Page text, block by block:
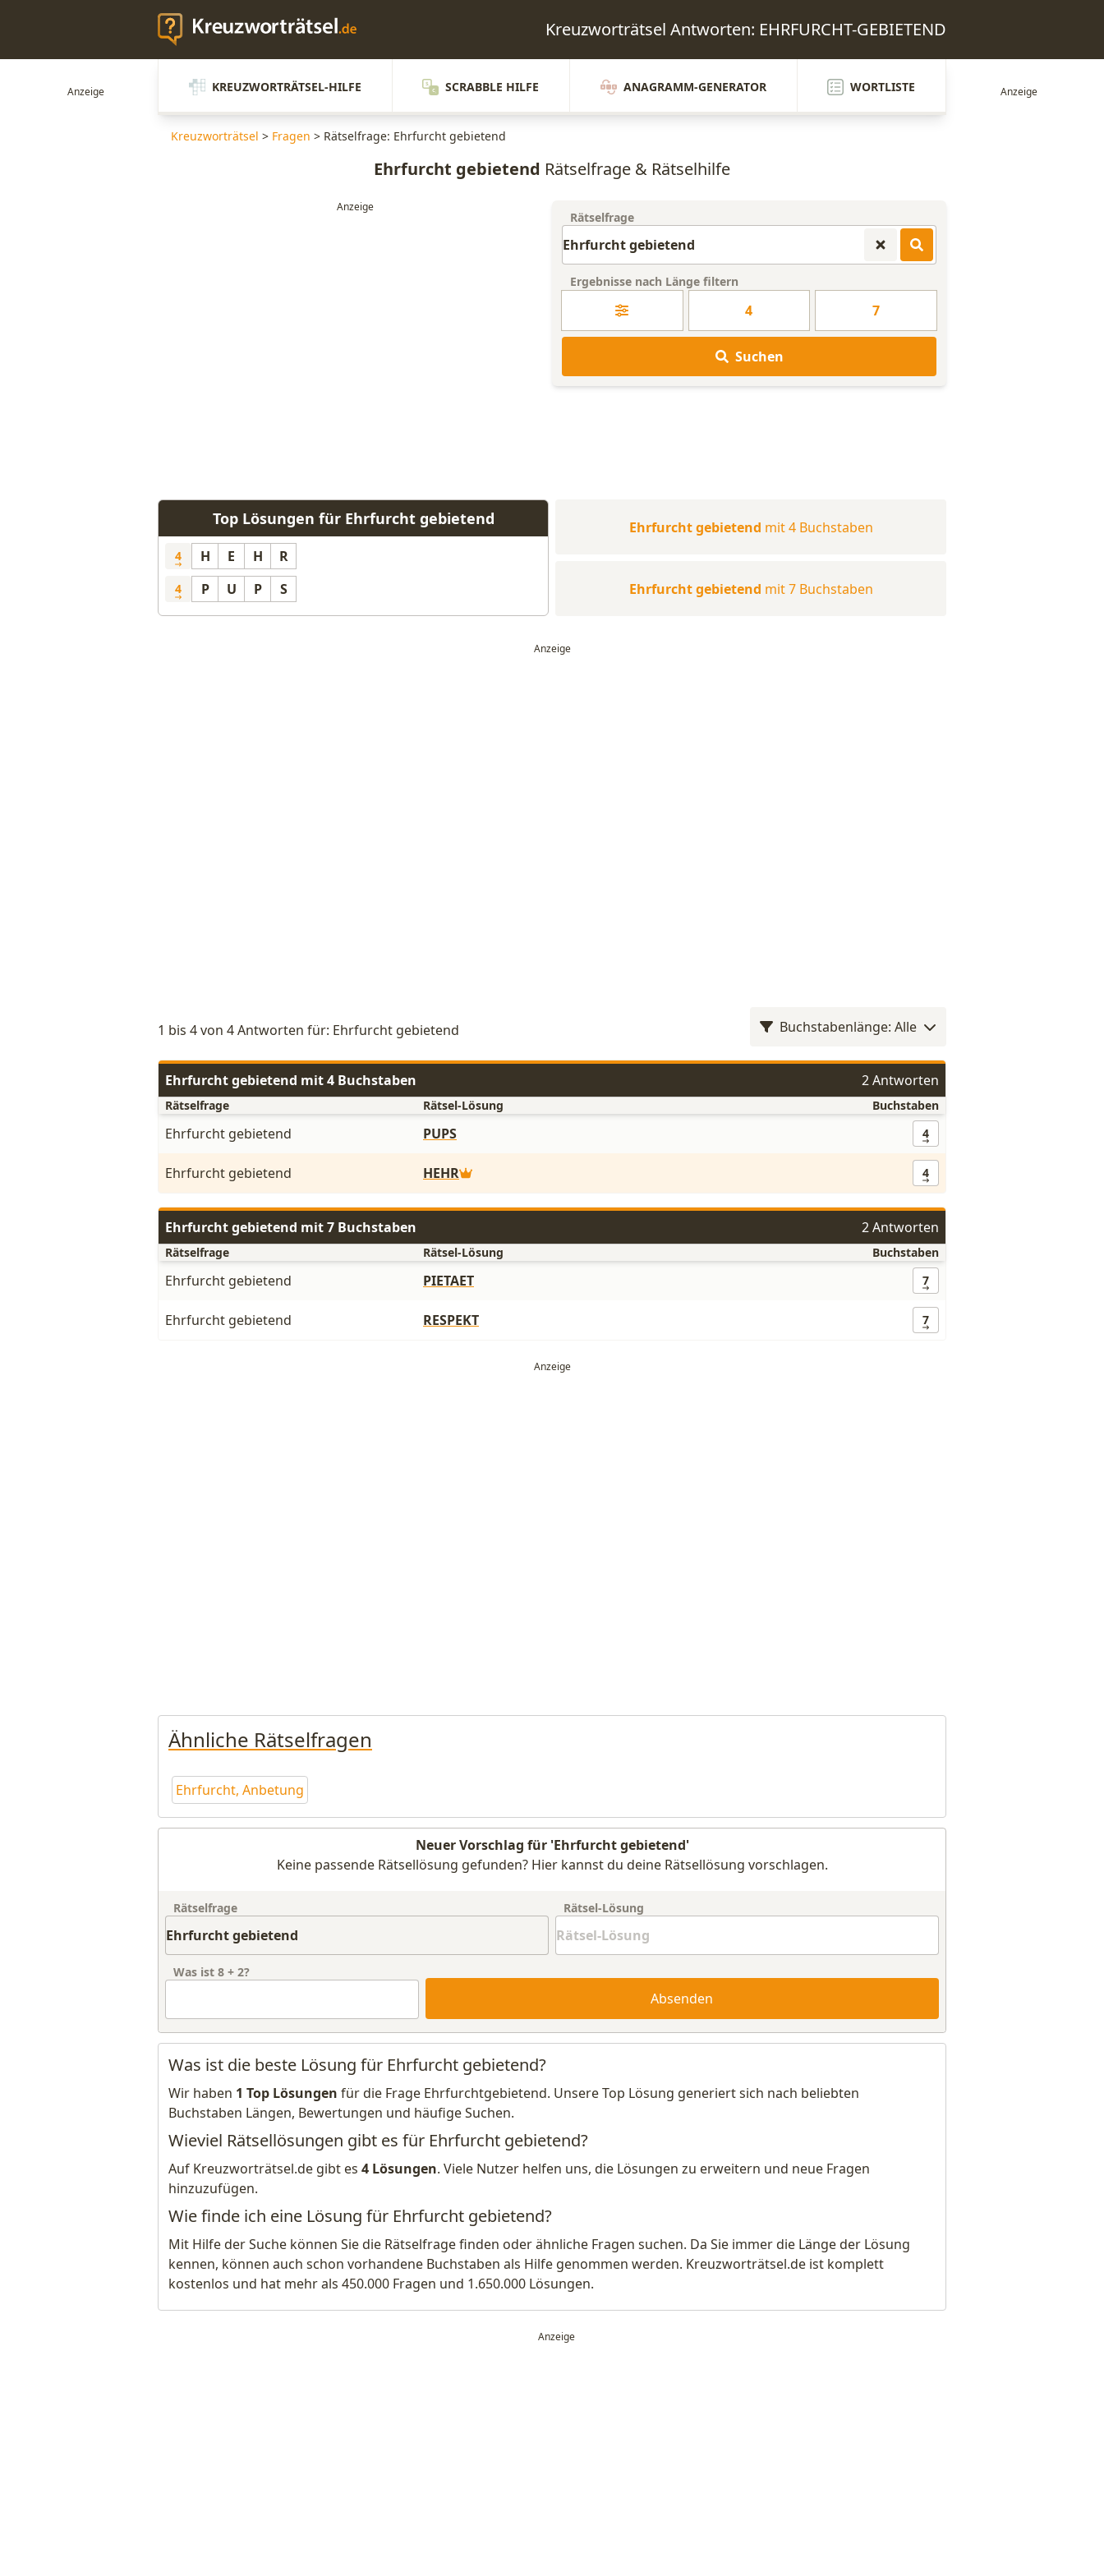
Kreuzworträtsel Antworten: EHRFURCHT-GEBIETEND
KREUZWORTRÄTSEL-HILFE SCRABBLE HILFE ANAGRAMM-GENERATOR WORTLISTE
Kreuzworträtsel > Fragen > Rätselfrage: Ehrfurcht gebietend
Ehrfurcht gebietend Rätselfrage & Rätselhilfe
Rätselfrage
Ergebnisse nach Länge filtern
4 7
Suchen
Top Lösungen für Ehrfurcht gebietend
4 H E H R
4 P U P S
Ehrfurcht gebietend mit 4 Buchstaben
Ehrfurcht gebietend mit 7 Buchstaben
1 bis 4 von 4 Antworten für: Ehrfurcht gebietend Buchstabenlänge: Alle
Ehrfurcht gebietend mit 4 Buchstaben 2 Antworten
Rätselfrage Rätsel-Lösung Buchstaben
Ehrfurcht gebietend PUPS 4
Ehrfurcht gebietend HEHR 4
Ehrfurcht gebietend mit 7 Buchstaben 2 Antworten
Rätselfrage Rätsel-Lösung Buchstaben
Ehrfurcht gebietend PIETAET 7
Ehrfurcht gebietend RESPEKT 7
Ähnliche Rätselfragen
Ehrfurcht, Anbetung
Neuer Vorschlag für 'Ehrfurcht gebietend'
Keine passende Rätsellösung gefunden? Hier kannst du deine Rätsellösung vorschlagen.
Rätselfrage Rätsel-Lösung
Was ist 8 + 2?
Absenden
Was ist die beste Lösung für Ehrfurcht gebietend?
Wir haben 1 Top Lösungen für die Frage Ehrfurchtgebietend. Unsere Top Lösung generiert sich nach beliebten
Buchstaben Längen, Bewertungen und häufige Suchen.
Wieviel Rätsellösungen gibt es für Ehrfurcht gebietend?
Auf Kreuzworträtsel.de gibt es 4 Lösungen. Viele Nutzer helfen uns, die Lösungen zu erweitern und neue Fragen
hinzuzufügen.
Wie finde ich eine Lösung für Ehrfurcht gebietend?
Mit Hilfe der Suche können Sie die Rätselfrage finden oder ähnliche Fragen suchen. Da Sie immer die Länge der Lösung
kennen, können auch schon vorhandene Buchstaben als Hilfe genommen werden. Kreuzworträtsel.de ist komplett
kostenlos und hat mehr als 450.000 Fragen und 1.650.000 Lösungen.